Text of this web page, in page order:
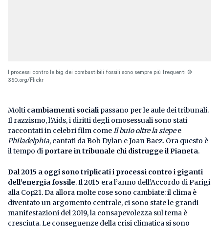
I processi contro le big dei combustibili fossili sono sempre più frequenti ©
350.org/Flickr
Molti cambiamenti sociali passano per le aule dei tribunali.
Il razzismo, l’Aids, i diritti degli omosessuali sono stati
raccontati in celebri film comeIl buio oltre la siepee
Philadelphia, cantati da Bob Dylan e Joan Baez. Ora questo è
il tempo di portare in tribunale chi distrugge il Pianeta.
Dal 2015 a oggi sono triplicati i processi contro i giganti
dell’energia fossile. Il 2015 era l’anno dell’Accordo di Parigi
alla Cop21. Da allora molte cose sono cambiate: il clima è
diventato un argomento centrale, ci sono state le grandi
manifestazioni del 2019, la consapevolezza sul tema è
cresciuta. Le conseguenze della crisi climatica si sono